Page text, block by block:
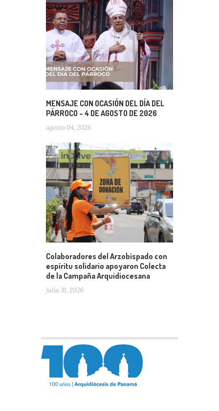
MENSAJE CON OCASIÓN DEL DÍA DEL
PÁRROCO – 4 DE AGOSTO DE 2026
agosto 04, 2026
Colaboradores del Arzobispado con
espíritu solidario apoyaron Colecta
de la Campaña Arquidiocesana
julio 31, 2026